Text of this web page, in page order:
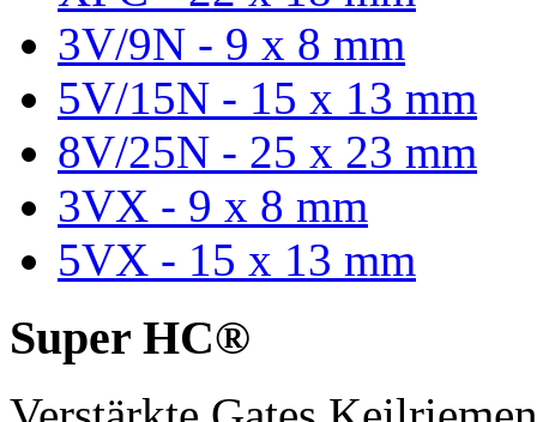
3V/9N - 9 x 8 mm
5V/15N - 15 x 13 mm
8V/25N - 25 x 23 mm
3VX - 9 x 8 mm
5VX - 15 x 13 mm
Super HC®